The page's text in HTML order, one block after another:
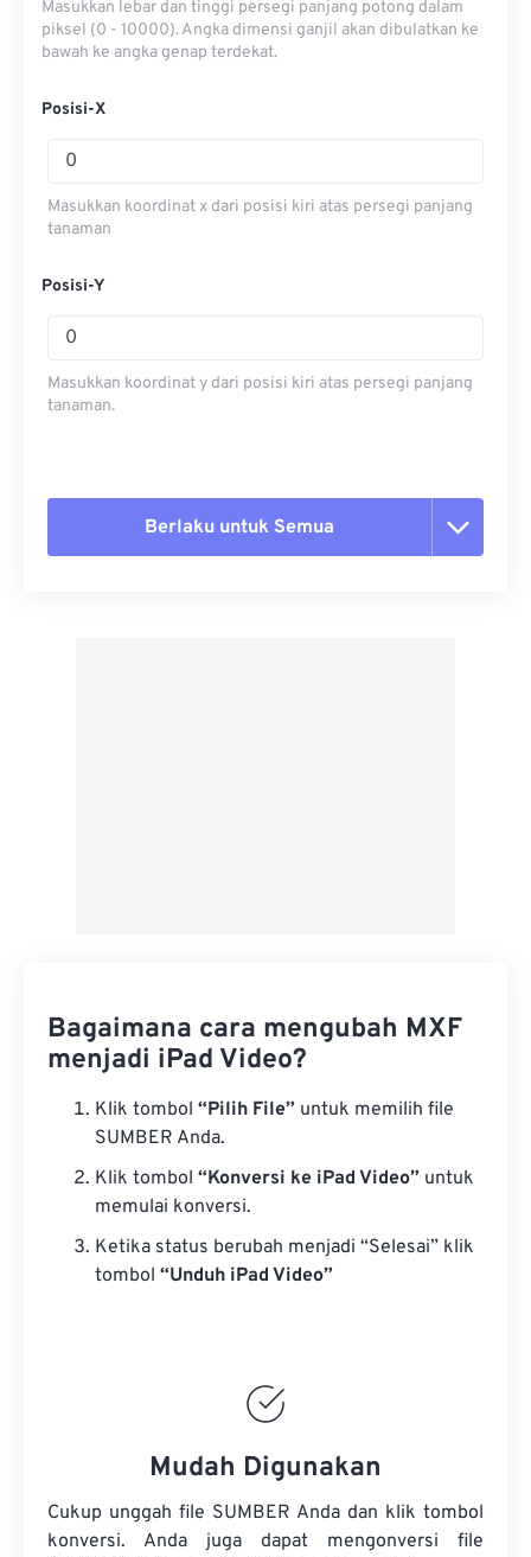
Masukkan lebar dan tinggi persegi panjang potong dalam
piksel (0 - 10000). Angka dimensi ganjil akan dibulatkan ke
bawah ke angka genap terdekat.
Posisi-X
Masukkan koordinat x dari posisi kiri atas persegi panjang
tanaman
Posisi-Y
Masukkan koordinat y dari posisi kiri atas persegi panjang
tanaman.
Berlaku untuk Semua
Bagaimana cara mengubah MXF
menjadi iPad Video?
Klik tombol “Pilih File” untuk memilih file
SUMBER Anda.
Klik tombol “Konversi ke iPad Video” untuk
memulai konversi.
Ketika status berubah menjadi “Selesai” klik
tombol “Unduh iPad Video”
Mudah Digunakan
Cukup unggah file SUMBER Anda dan klik tombol
konversi. Anda juga dapat mengonversi file